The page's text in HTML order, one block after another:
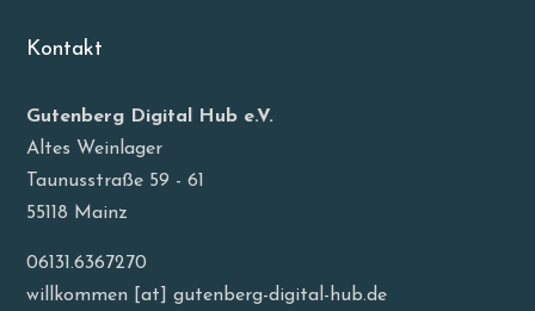
Kontakt
Gutenberg Digital Hub e.V.
Altes Weinlager
Taunusstraße 59 - 61
55118 Mainz
06131.6367270
willkommen [at] gutenberg-digital-hub.de